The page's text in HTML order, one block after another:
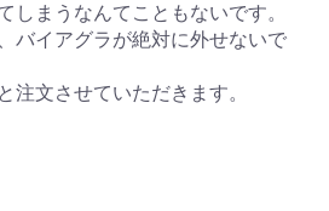
しまうなんてこともないです。
バイアグラが絶対に外せないで
注文させていただきます。